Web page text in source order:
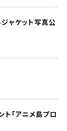
ャケット写真公
「アニメ島プロ